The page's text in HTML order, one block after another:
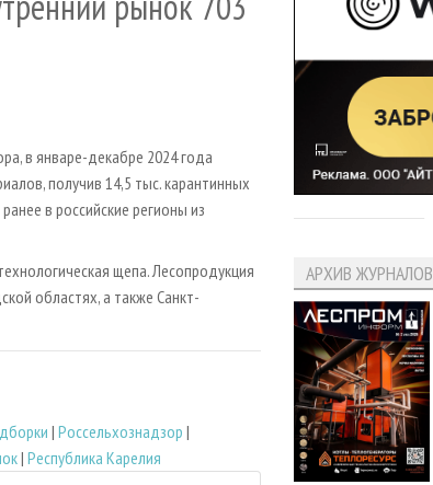
в январе-декабре 2024 года
получив 14,5 тыс. карантинных
в российские регионы из
щепа. Лесопродукция
областях, а также Санкт-
| Россельхознадзор |
| Республика Карелия
АРХИВ ЖУРНАЛОВ